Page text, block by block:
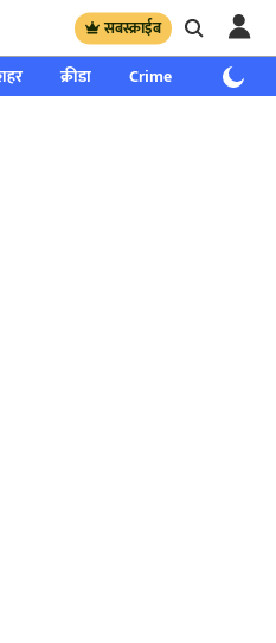
सबस्क्राईब
क्रीडा Crime साप्ताहिक